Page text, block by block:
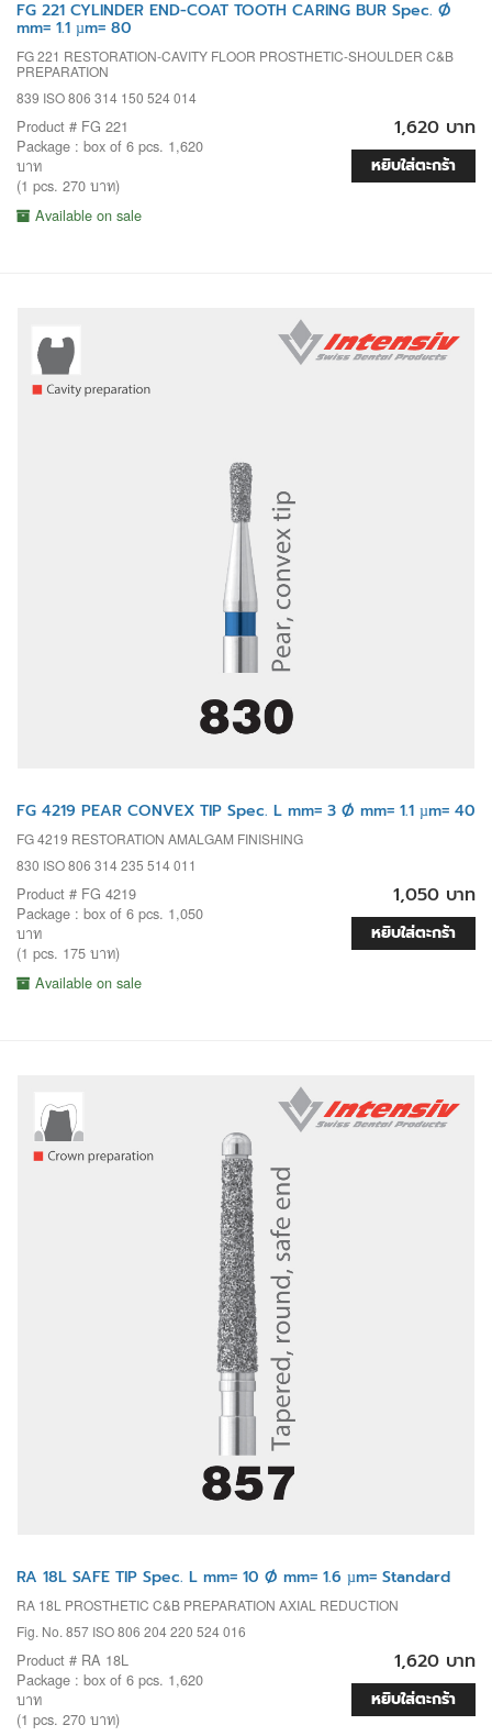
FG 221 CYLINDER END-COAT TOOTH CARING BUR Spec. Ø
mm= 1.1 µm= 80
FG 221 RESTORATION-CAVITY FLOOR PROSTHETIC-SHOULDER C&B
PREPARATION
839 ISO 806 314 150 524 014
Product # FG 221
Package : box of 6 pcs. 1,620
บาท
(1 pcs. 270 บาท)
Available on sale
1,620 บาท
หยิบใส่ตะกร้า
FG 4219 PEAR CONVEX TIP Spec. L mm= 3 Ø mm= 1.1 µm= 40
FG 4219 RESTORATION AMALGAM FINISHING
830 ISO 806 314 235 514 011
Product # FG 4219
Package : box of 6 pcs. 1,050
บาท
(1 pcs. 175 บาท)
Available on sale
1,050 บาท
หยิบใส่ตะกร้า
RA 18L SAFE TIP Spec. L mm= 10 Ø mm= 1.6 µm= Standard
RA 18L PROSTHETIC C&B PREPARATION AXIAL REDUCTION
Fig. No. 857 ISO 806 204 220 524 016
Product # RA 18L
Package : box of 6 pcs. 1,620
บาท
(1 pcs. 270 บาท)
1,620 บาท
หยิบใส่ตะกร้า